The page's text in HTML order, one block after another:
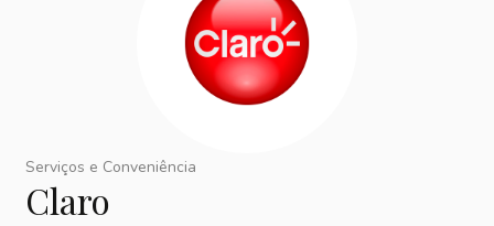
Serviços e Conveniência
Claro